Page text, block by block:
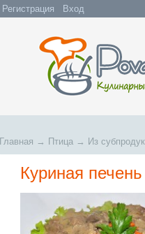
Регистрация Вход
Главная → Птица → Из
Куриная